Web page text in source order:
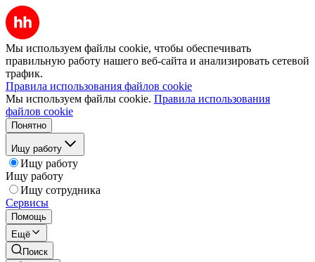
Мы используем файлы cookie, чтобы обеспечивать
правильную работу нашего веб-сайта и анализировать сетевой
трафик.
Правила использования файлов cookie
Мы используем файлы cookie. Правила использования
файлов cookie
Понятно
Ищу работу
Ищу работу
Ищу работу
Ищу сотрудника
Сервисы
Помощь
Ещё
Поиск